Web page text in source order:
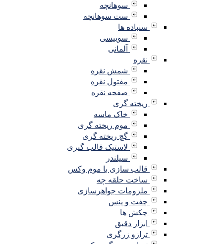
سوهانچه
ست سوهانچه
سنباده ها
سوییسی
آلمانی
نقره
شمش نقره
مفتول نقره
صفحه نقره
ریخته گری
خاک ماسه
موم ریخته گری
گچ ریخته گری
لاستیک قالب گیری
سیلندر
قالب سازی با موم وکس
ساخت حلقه چه
ملزومات جواهرسازی
چفت و پنس
چکش ها
ابزار دقیق
ترازو زرگری